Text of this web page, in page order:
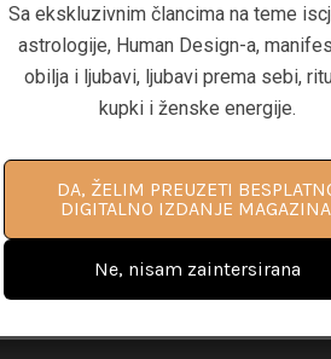
Coaching - Kako pomoći klijentima
postignu duboku transformaciju i
uspješan coaching biznis"
INFORMACIJA O PRIRUČNIKU ZA
COACHING
Ne, nisam zaintersirana
Sa ekskluzivnim člancima na teme
astrologije, Human Design-a,
obilja i ljubavi, ljubavi prema sebi,
kupki i ženske energije.
DA, ŽELIM PREUZETI
DIGITALNO IZDANJE
Ne, nisam zaintersirana